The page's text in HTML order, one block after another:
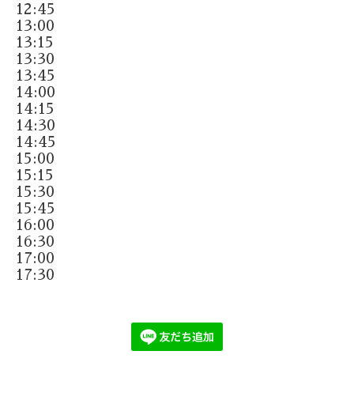
12:45
13:00
13:15
13:30
13:45
14:00
14:15
14:30
14:45
15:00
15:15
15:30
15:45
16:00
16:30
17:00
17:30